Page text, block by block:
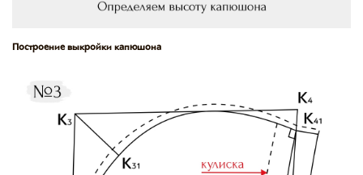
Построение выкройки капюшона